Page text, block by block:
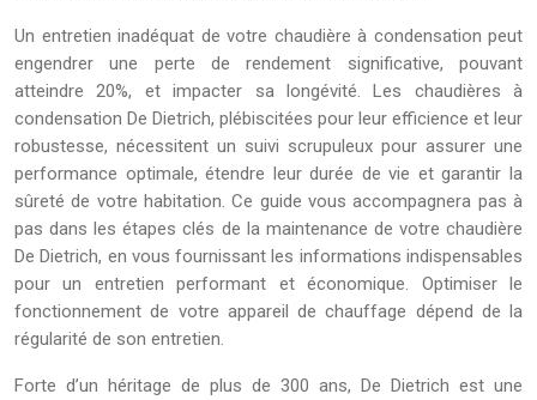
Un entretien inadéquat de votre chaudière à condensation peut
engendrer une perte de rendement significative, pouvant
atteindre 20%, et impacter sa longévité. Les chaudières à
condensation De Dietrich, plébiscitées pour leur efficience et leur
robustesse, nécessitent un suivi scrupuleux pour assurer une
performance optimale, étendre leur durée de vie et garantir la
sûreté de votre habitation. Ce guide vous accompagnera pas à
pas dans les étapes clés de la maintenance de votre chaudière
De Dietrich, en vous fournissant les informations indispensables
pour un entretien performant et économique. Optimiser le
fonctionnement de votre appareil de chauffage dépend de la
régularité de son entretien.
Forte d’un héritage de plus de 300 ans, De Dietrich est une